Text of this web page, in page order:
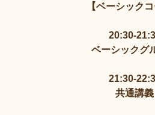
【ベーシックコ
20:30-
ベーシックグ
21:30-
共通講義